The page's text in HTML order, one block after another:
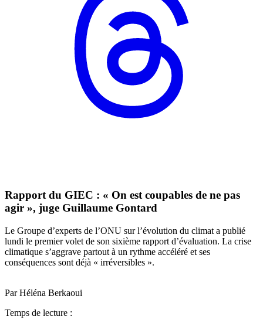
Rapport du GIEC : « On est coupables de ne pas
agir », juge Guillaume Gontard
Le Groupe d’experts de l’ONU sur l’évolution du climat a publié
lundi le premier volet de son sixième rapport d’évaluation. La crise
climatique s’aggrave partout à un rythme accéléré et ses
conséquences sont déjà « irréversibles ».
Par Héléna Berkaoui
Temps de lecture :